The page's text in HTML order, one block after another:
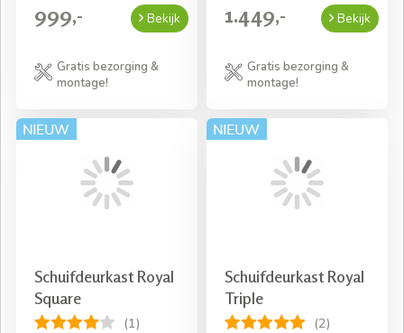
999,- Bekijk
Gratis bezorging &
montage!
1.449,- Bekijk
Gratis bezorging &
montage!
Schuifdeurkast Royal
Square
(1)
Schuifdeurkast Royal
Triple
(2)